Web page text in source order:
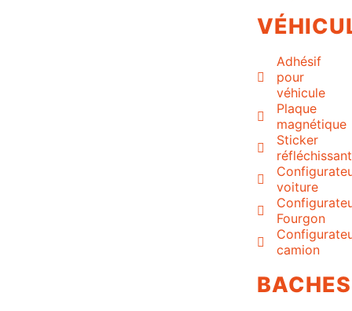
Adhésif
pour
véhicule
Plaque
magnétique
Sticker
voiture
Fourgon
camion
BACHES